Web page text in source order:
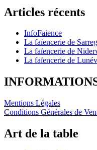
Articles récents
InfoFaience
La faïencerie de
La faïencerie de
La faïencerie de
Mentions Légales
Conditions Générales de
Art de la table